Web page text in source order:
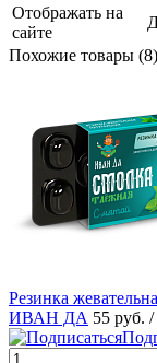
Отображать на
сайте
Похожие товары (8)
Резинка
ИВАН ДА 55 руб.